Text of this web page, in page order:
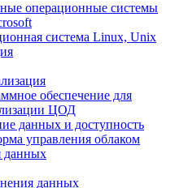
операционные системы
система Linux, Unix
обеспечение для
ЦОД
данных и доступность
управления облаком
данных
данных